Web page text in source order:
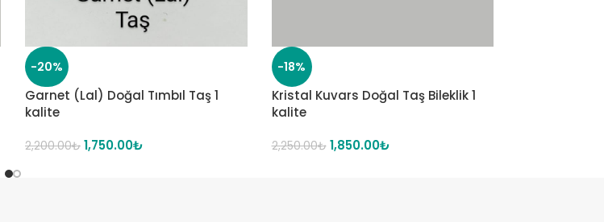
-20%
Garnet (Lal) Doğal Tımbıl Taş 1
kalite
2,200.00₺ 1,750.00₺
-18%
Kristal Kuvars Doğal Taş Bileklik 1
kalite
2,250.00₺ 1,850.00₺